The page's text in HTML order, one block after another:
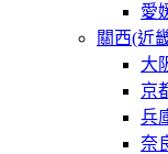
愛
關西(近
大
京
兵
奈